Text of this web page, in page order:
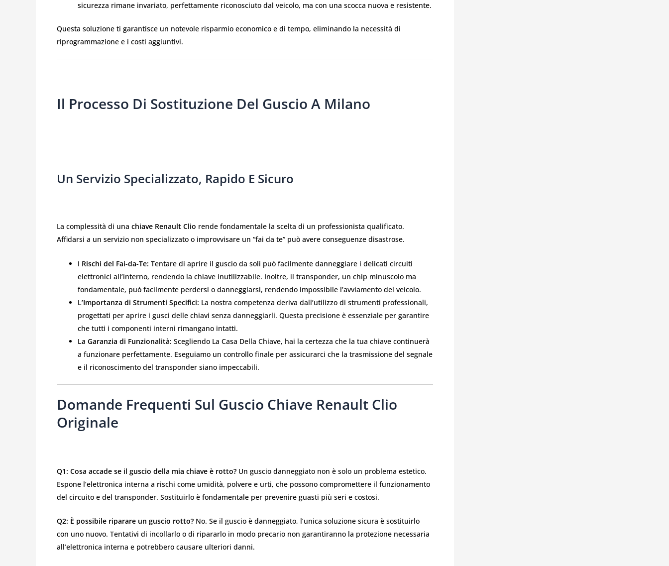
sicurezza rimane invariato, perfettamente riconosciuto dal veicolo, ma con una scocca nuova e resistente.
Questa soluzione ti garantisce un notevole risparmio economico e di tempo, eliminando la necessità di
riprogrammazione e i costi aggiuntivi.
Il Processo Di Sostituzione Del Guscio A Milano
Un Servizio Specializzato, Rapido E Sicuro
La complessità di una chiave Renault Clio rende fondamentale la scelta di un professionista qualificato.
Affidarsi a un servizio non specializzato o improvvisare un “fai da te” può avere conseguenze disastrose.
I Rischi del Fai-da-Te: Tentare di aprire il guscio da soli può facilmente danneggiare i delicati circuiti
elettronici all’interno, rendendo la chiave inutilizzabile. Inoltre, il transponder, un chip minuscolo ma
fondamentale, può facilmente perdersi o danneggiarsi, rendendo impossibile l’avviamento del veicolo.
L’Importanza di Strumenti Specifici: La nostra competenza deriva dall’utilizzo di strumenti professionali,
progettati per aprire i gusci delle chiavi senza danneggiarli. Questa precisione è essenziale per garantire
che tutti i componenti interni rimangano intatti.
La Garanzia di Funzionalità: Scegliendo La Casa Della Chiave, hai la certezza che la tua chiave continuerà
a funzionare perfettamente. Eseguiamo un controllo finale per assicurarci che la trasmissione del segnale
e il riconoscimento del transponder siano impeccabili.
Domande Frequenti Sul Guscio Chiave Renault Clio
Originale
Q1: Cosa accade se il guscio della mia chiave è rotto? Un guscio danneggiato non è solo un problema estetico.
Espone l’elettronica interna a rischi come umidità, polvere e urti, che possono compromettere il funzionamento
del circuito e del transponder. Sostituirlo è fondamentale per prevenire guasti più seri e costosi.
Q2: È possibile riparare un guscio rotto? No. Se il guscio è danneggiato, l’unica soluzione sicura è sostituirlo
con uno nuovo. Tentativi di incollarlo o di ripararlo in modo precario non garantiranno la protezione necessaria
all’elettronica interna e potrebbero causare ulteriori danni.